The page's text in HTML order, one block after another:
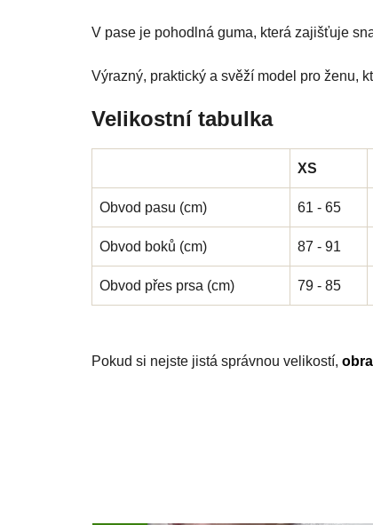
V pase je pohodlná guma, která zajišťuje
Výrazný, praktický a svěží model pro ženu,
Velikostní tabulka
XS
Obvod pasu (cm) 61 - 65
Obvod boků (cm) 87 - 91
Obvod přes prsa (cm) 79 - 85
Pokud si nejste jistá správnou velikostí,